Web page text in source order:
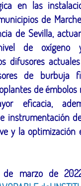
en las
de
de Sevilla,
de oxígeno
difusores
de burbuja
de
eficacia,
instrumentación
y la optimización
de marzo de